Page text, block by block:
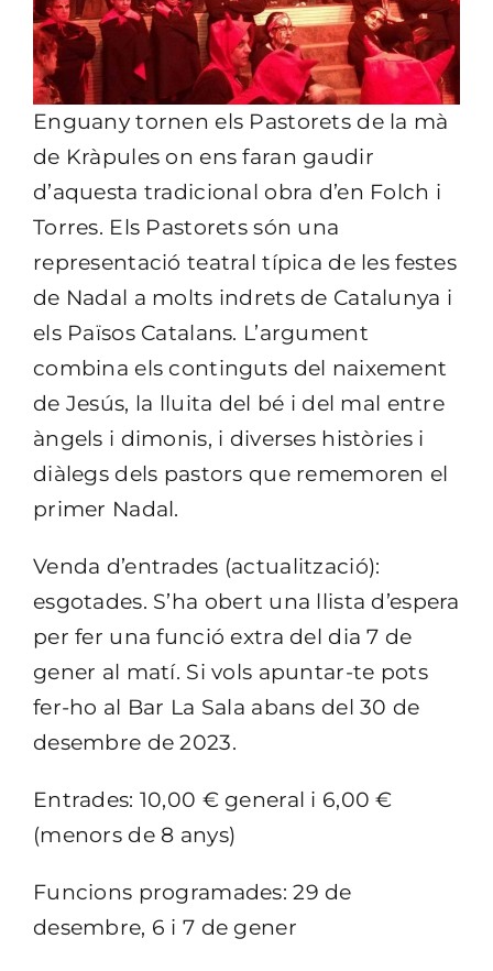
Enguany tornen els Pastorets de la mà
de Kràpules on ens faran gaudir
d’aquesta tradicional obra d’en Folch i
Torres. Els Pastorets són una
representació teatral típica de les festes
de Nadal a molts indrets de Catalunya i
els Països Catalans. L’argument
combina els continguts del naixement
de Jesús, la lluita del bé i del mal entre
àngels i dimonis, i diverses històries i
diàlegs dels pastors que rememoren el
primer Nadal.
Venda d’entrades (actualització):
esgotades. S’ha obert una llista d’espera
per fer una funció extra del dia 7 de
gener al matí. Si vols apuntar-te pots
fer-ho al Bar La Sala abans del 30 de
desembre de 2023.
Entrades: 10,00 € general i 6,00 €
(menors de 8 anys)
Funcions programades: 29 de
desembre, 6 i 7 de gener